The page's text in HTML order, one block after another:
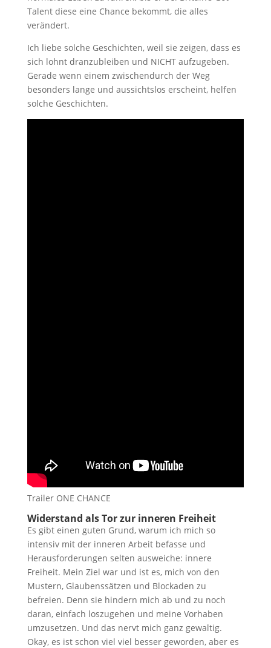
Talent diese eine Chance bekommt, die alles
verändert.
Ich liebe solche Geschichten, weil sie zeigen, dass es
sich lohnt dranzubleiben und NICHT aufzugeben.
Gerade wenn einem zwischendurch der Weg
besonders lange und aussichtslos erscheint, helfen
solche Geschichten.
Trailer ONE CHANCE
Widerstand als Tor zur inneren Freiheit
Es gibt einen guten Grund, warum ich mich so
intensiv mit der inneren Arbeit befasse und
Herausforderungen selten ausweiche: innere
Freiheit. Mein Ziel war und ist es, mich von den
Mustern, Glaubenssätzen und Blockaden zu
befreien. Denn sie hindern mich ab und zu noch
daran, einfach loszugehen und meine Vorhaben
umzusetzen. Und das nervt mich ganz gewaltig.
Okay, es ist schon viel viel besser geworden, aber es